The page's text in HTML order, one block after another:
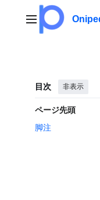
メインメニュー
目次 非表示
ページ先頭
脚注